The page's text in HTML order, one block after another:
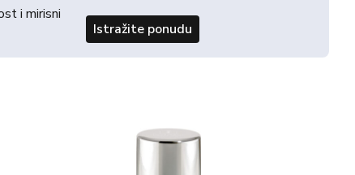
i mirisni
Istražite ponudu